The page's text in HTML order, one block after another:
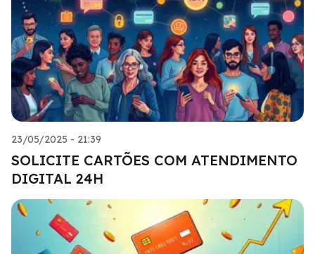
23/05/2025 - 21:39
SOLICITE CARTÕES COM ATENDIMENTO
DIGITAL 24H